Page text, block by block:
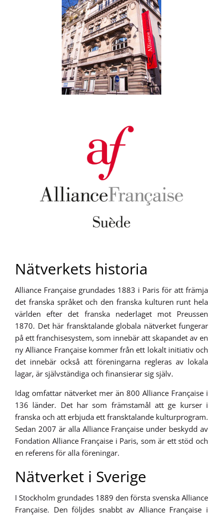
Nätverkets historia
Alliance Française grundades 1883 i Paris för att främja
det franska språket och den franska kulturen runt hela
världen efter det franska nederlaget mot Preussen
1870. Det här fransktalande globala nätverket fungerar
på ett franchisesystem, som innebär att skapandet av en
ny Alliance Française kommer från ett lokalt initiativ och
det innebär också att föreningarna regleras av lokala
lagar, är självständiga och finansierar sig själv.
Idag omfattar nätverket mer än 800 Alliance Française i
136 länder. Det har som främstamål att ge kurser i
franska och att erbjuda ett fransktalande kulturprogram.
Sedan 2007 är alla Alliance Française under beskydd av
Fondation Alliance Française i Paris, som är ett stöd och
en referens för alla föreningar.
Nätverket i Sverige
I Stockholm grundades 1889 den första svenska Alliance
Française. Den följdes snabbt av Alliance Française i